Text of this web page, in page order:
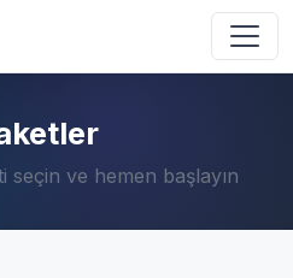
seçin ve hemen başlayın